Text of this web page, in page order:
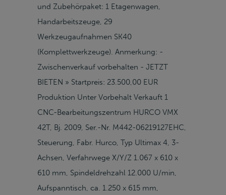
und Zubehörpaket: 1 Etagenwagen,
Handarbeitszeuge, 29
Werkzeugaufnahmen SK40
(Komplettwerkzeuge). Anmerkung: -
Zwischenverkauf vorbehalten - JETZT
BIETEN » Startpreis: 23.500,00 EUR
Produktion Unter Vorbehalt Verkauft 1
CNC-Bearbeitungszentrum HURCO VMX
42T, Bj. 2009, Ser.-Nr. M442-06219127EHC,
Steuerung, Fabr. Hurco, Typ Ultimax 4, 3-
Achsen, Verfahrwege X/Y/Z 1.067 x 610 x
610 mm, Spindeldrehzahl 12.000 U/min,
Aufspanntisch, ca. 1.250 x 615 mm,